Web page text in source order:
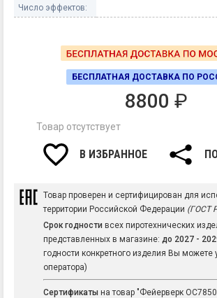
Число эффектов:
БЕСПЛАТНАЯ ДОСТАВКА ПО
8800 ₽
Товар отсутствует
В ИЗБРАННОЕ
Товар проверен и сертифицирован для
территории Российской Федерации (ГОСТ
Срок годности всех пиротехнических
представленных в магазине: до 2027 -
годности конкретного изделия Вы можете
оператора)
Сертификаты на товар "Фейерверк